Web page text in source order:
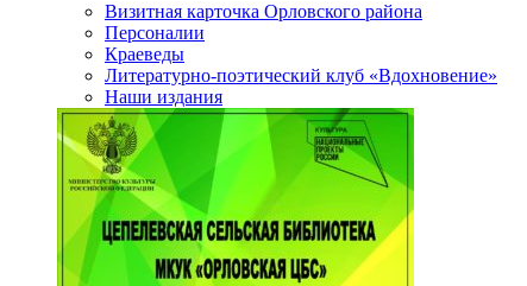
Визитная карточка Орловского района
Персоналии
Краеведы
Литературно-поэтический клуб «Вдохновение»
Наши издания